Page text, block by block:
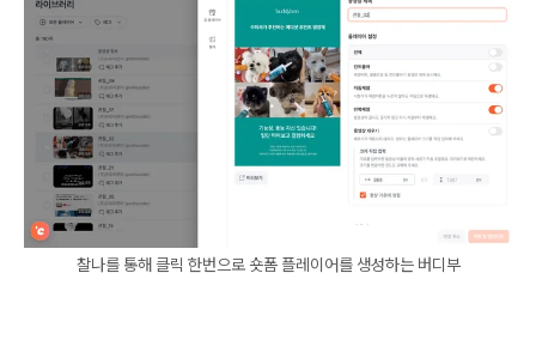
찰나를 통해 클릭 한번으로 숏폼 플레이어를 생성하는 버디부